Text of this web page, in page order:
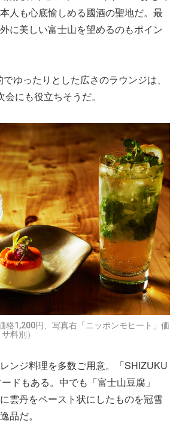
人も心底愉しめる國酒の聖地だ。最
に美しい富士山を望めるのもポイン
ゆったりとした広さのラウンジは、
にも役立ちそうだ。
格1,200円、写真右「ニッポンモヒート」価
料別）
ンジ料理を多数ご用意。「SHIZUKU
ドもある。中でも「富士山豆腐」
雲丹をペースト状にしたものを冠雪
品だ。